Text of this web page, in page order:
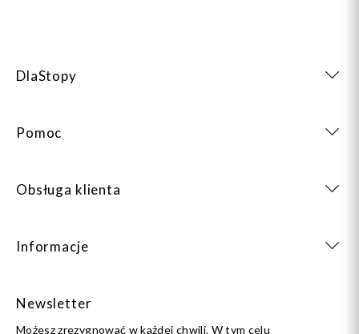
DlaStopy
Pomoc
Obsługa klienta
Informacje
Newsletter
Możesz zrezygnować w każdej chwili. W tym celu